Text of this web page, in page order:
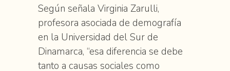
Según señala Virginia Zarulli,
profesora asociada de demografía
en la Universidad del Sur de
Dinamarca, “esa diferencia se debe
tanto a causas sociales como